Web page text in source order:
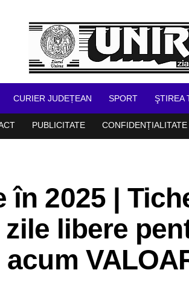
CURIER JUDEȚEAN SPORT ŞTIREA
PUBLICITATE
în 2025 |
libere